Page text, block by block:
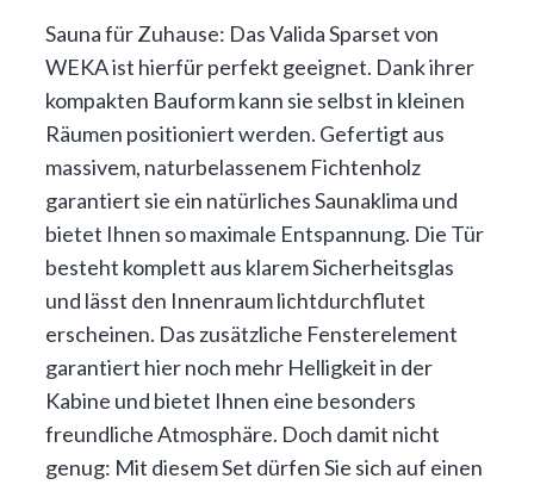
Sauna für Zuhause: Das Valida Sparset von
WEKA ist hierfür perfekt geeignet. Dank ihrer
kompakten Bauform kann sie selbst in kleinen
Räumen positioniert werden. Gefertigt aus
massivem, naturbelassenem Fichtenholz
garantiert sie ein natürliches Saunaklima und
bietet Ihnen so maximale Entspannung. Die Tür
besteht komplett aus klarem Sicherheitsglas
und lässt den Innenraum lichtdurchflutet
erscheinen. Das zusätzliche Fensterelement
garantiert hier noch mehr Helligkeit in der
Kabine und bietet Ihnen eine besonders
freundliche Atmosphäre. Doch damit nicht
genug: Mit diesem Set dürfen Sie sich auf einen